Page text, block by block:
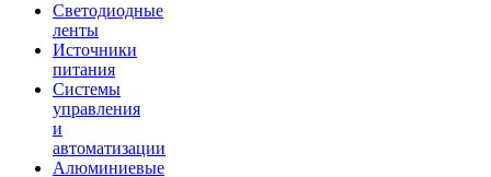
Светодиодные
ленты
Источники
питания
Системы
управления
и
автоматизации
Алюминиевые